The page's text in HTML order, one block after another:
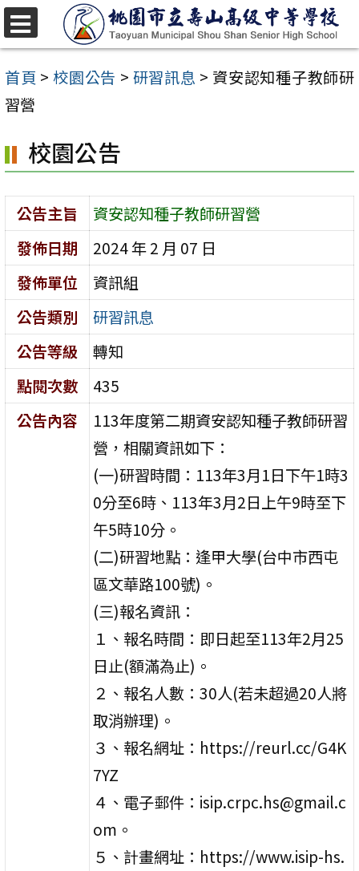
跳
至
主
要
容
區
首頁 > 校園公告 > 研習訊息 > 資安認知種子教師研
習營
校園公告
公告主旨
資安認知種子教師研習營
發佈日期
2024 年 2 月 07 日
發佈單位
資訊組
公告類別
研習訊息
公告等級
轉知
點閱次數
435
公告內容
113年度第二期資安認知種子教師研習
營，相關資訊如下：
(一)研習時間：113年3月1日下午1時3
0分至6時、113年3月2日上午9時至下
午5時10分。
(二)研習地點：逢甲大學(台中市西屯
區文華路100號)。
(三)報名資訊：
１、報名時間：即日起至113年2月25
日止(額滿為止)。
２、報名人數：30人(若未超過20人將
取消辦理)。
３、報名網址：https://reurl.cc/G4K
7YZ
４、電子郵件：isip.crpc.hs@gmail.c
om。
５、計畫網址：https://www.isip-hs.
選
單